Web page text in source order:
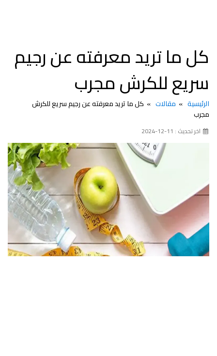
كل ما تريد معرفته عن رجيم
سريع للكرش مجرب
الرئيسية مقالات
كل ما تريد معرفته عن رجيم سريع للكرش
مجرب
اخر تحديث : 11-12-2024